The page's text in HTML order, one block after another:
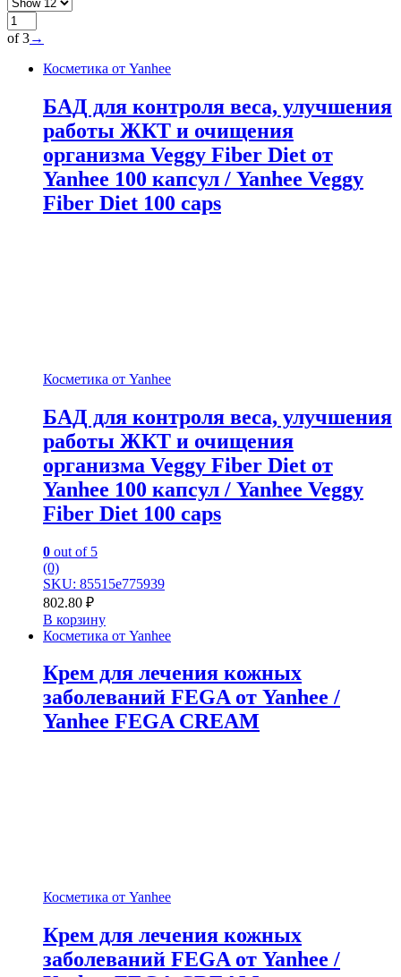
of 3→
Косметика от Yanhee
БАД для контроля веса, улучшения
работы ЖКТ и очищения
организма Veggy Fiber Diet от
Yanhee 100 капсул / Yanhee Veggy
Fiber Diet 100 caps
Косметика от Yanhee
БАД для контроля веса, улучшения
работы ЖКТ и очищения
организма Veggy Fiber Diet от
Yanhee 100 капсул / Yanhee Veggy
Fiber Diet 100 caps
0 out of 5
(0)
SKU: 85515e775939
802.80 ₽
В корзину
Косметика от Yanhee
Крем для лечения кожных
заболеваний FEGA от Yanhee /
Yanhee FEGA CREAM
Косметика от Yanhee
Крем для лечения кожных
заболеваний FEGA от Yanhee /